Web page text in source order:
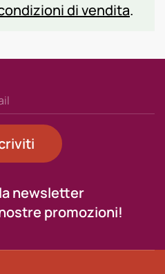
di vendita.
newsletter
promozioni!